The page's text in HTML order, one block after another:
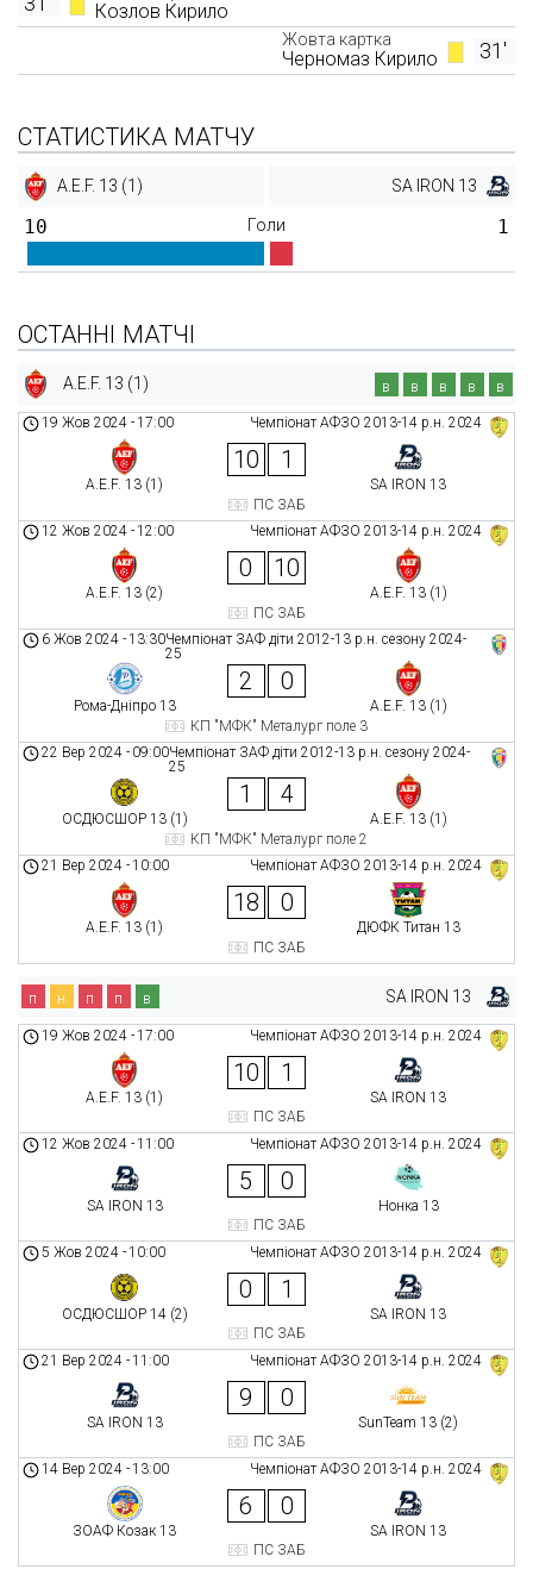
Козлов Кирило
31'
Жовта картка
Черномаз Кирило
СТАТИСТИКА МАТЧУ
A.E.F. 13 (1) SA IRON 13
10 Голи 1
ОСТАННІ МАТЧІ
A.E.F. 13 (1) в в в в в
Чемпіонат АФЗО 2013-14 р.н. 2024
19 Жов 2024 -17:00
A.E.F. 13 (1)
10 1
SA IRON 13
ПС ЗАБ
Чемпіонат АФЗО 2013-14 р.н. 2024
12 Жов 2024 -12:00
A.E.F. 13 (2)
0 10
A.E.F. 13 (1)
ПС ЗАБ
Чемпіонат ЗАФ діти 2012-13 р.н. сезону 2024-
25
6 Жов 2024 -13:30
Рома-Дніпро 13
2 0
A.E.F. 13 (1)
КП "МФК" Металург поле 3
Чемпіонат ЗАФ діти 2012-13 р.н. сезону 2024-
25
22 Вер 2024 - 09:00
ОСДЮСШОР 13 (1)
1 4
A.E.F. 13 (1)
КП "МФК" Металург поле 2
Чемпіонат АФЗО 2013-14 р.н. 2024
21 Вер 2024 -10:00
A.E.F. 13 (1)
18 0
ДЮФК Титан 13
ПС ЗАБ
SA IRON 13
п н п п в
Чемпіонат АФЗО 2013-14 р.н. 2024
19 Жов 2024 -17:00
A.E.F. 13 (1)
10 1
SA IRON 13
ПС ЗАБ
Чемпіонат АФЗО 2013-14 р.н. 2024
12 Жов 2024 -11:00
SA IRON 13
5 0
Нонка 13
ПС ЗАБ
Чемпіонат АФЗО 2013-14 р.н. 2024
5 Жов 2024 -10:00
ОСДЮСШОР 14 (2)
0 1
SA IRON 13
ПС ЗАБ
Чемпіонат АФЗО 2013-14 р.н. 2024
21 Вер 2024 -11:00
SA IRON 13
9 0
SunTeam 13 (2)
ПС ЗАБ
Чемпіонат АФЗО 2013-14 р.н. 2024
14 Вер 2024 -13:00
ЗОАФ Козак 13
6 0
SA IRON 13
ПС ЗАБ